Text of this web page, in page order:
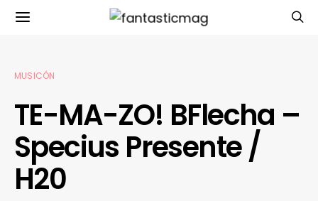
MUSICÓN
TE-MA-ZO! BFlecha –
Specius Presente /
H20